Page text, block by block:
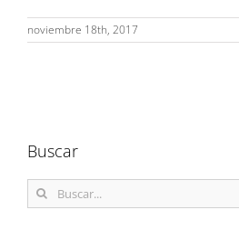
noviembre 18th, 2017
Buscar
Buscar: